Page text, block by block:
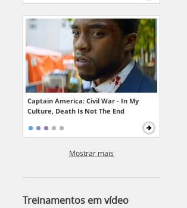
Captain America: Civil War - In My
Culture, Death Is Not The End
Mostrar mais
Treinamentos em vídeo